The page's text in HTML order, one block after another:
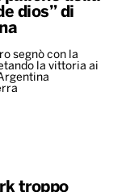
dios” di
segnò con la
la vittoria ai
troppo